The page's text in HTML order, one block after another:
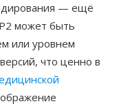
— ещё
может быть
или уровнем
что ценно в